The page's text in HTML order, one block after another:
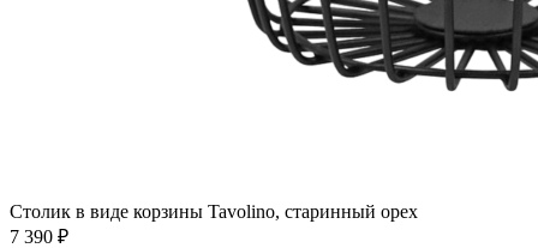
Столик в виде корзины Tavolino, старинный орех
7 390 ₽